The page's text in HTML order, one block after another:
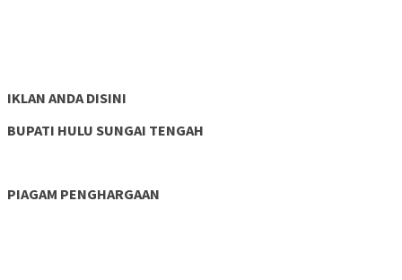
IKLAN ANDA DISINI
BUPATI HULU SUNGAI TENGAH
PIAGAM PENGHARGAAN